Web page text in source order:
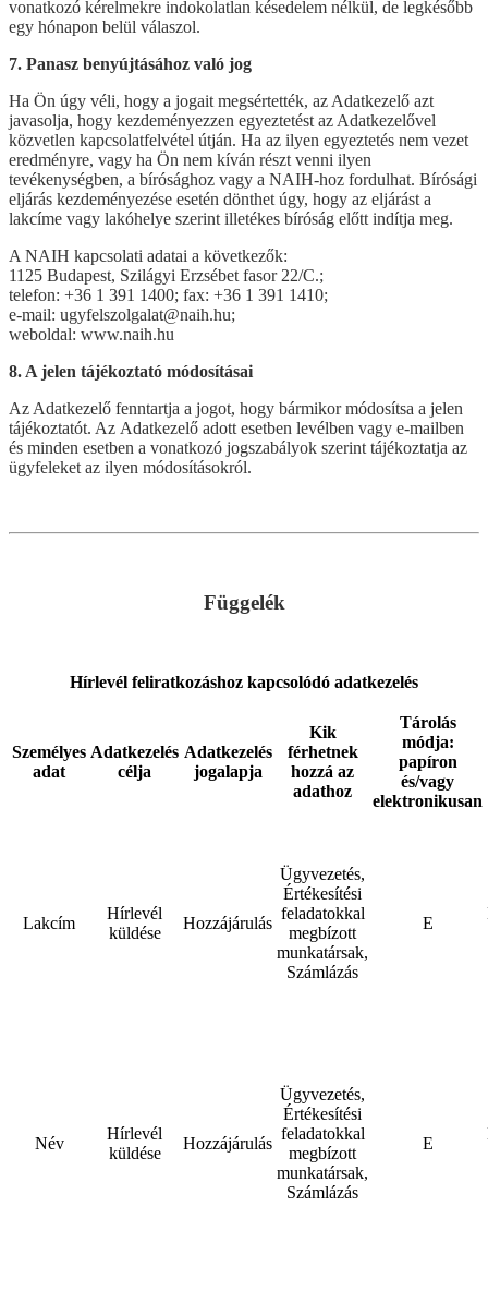
vonatkozó kérelmekre indokolatlan késedelem nélkül, de legkésőbb
egy hónapon belül válaszol.
7. Panasz benyújtásához való jog
Ha Ön úgy véli, hogy a jogait megsértették, az Adatkezelő azt
javasolja, hogy kezdeményezzen egyeztetést az Adatkezelővel
közvetlen kapcsolatfelvétel útján. Ha az ilyen egyeztetés nem vezet
eredményre, vagy ha Ön nem kíván részt venni ilyen
tevékenységben, a bírósághoz vagy a NAIH-hoz fordulhat. Bírósági
eljárás kezdeményezése esetén dönthet úgy, hogy az eljárást a
lakcíme vagy lakóhelye szerint illetékes bíróság előtt indítja meg.
A NAIH kapcsolati adatai a következők:
1125 Budapest, Szilágyi Erzsébet fasor 22/C.;
telefon: +36 1 391 1400; fax: +36 1 391 1410;
e-mail: ugyfelszolgalat@naih.hu;
weboldal: www.naih.hu
8. A jelen tájékoztató módosításai
Az Adatkezelő fenntartja a jogot, hogy bármikor módosítsa a jelen
tájékoztatót. Az Adatkezelő adott esetben levélben vagy e-mailben
és minden esetben a vonatkozó jogszabályok szerint tájékoztatja az
ügyfeleket az ilyen módosításokról.
Függelék
Hírlevél feliratkozáshoz kapcsolódó adatkezelés
Személyes
adat
Adatkezelés
célja
Adatkezelés
jogalapja
Kik
férhetnek
hozzá az
adathoz
Tárolás
módja:
papíron
és/vagy
elektronikusan
Lakcím
Hírlevél
küldése
Hozzájárulás
Ügyvezetés,
Értékesítési
feladatokkal
megbízott
munkatársak,
Számlázás
E
Név
Hírlevél
küldése
Hozzájárulás
Ügyvezetés,
Értékesítési
feladatokkal
megbízott
munkatársak,
Számlázás
E